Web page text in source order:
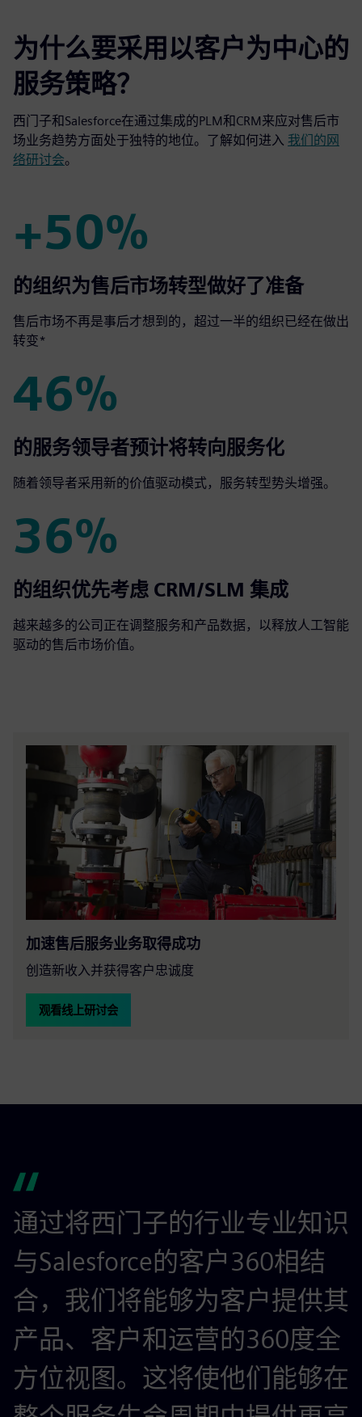
为什么要采用以客户为中心的
服务策略？
西门子和Salesforce在通过集成的PLM和CRM来应对售后市
场业务趋势方面处于独特的地位。了解如何进入 我们的网
络研讨会。
+50%
+50%
的组织为售后市场转型做好了准备
售后市场不再是事后才想到的，超过一半的组织已经在做出
转变*
46%
46%
的服务领导者预计将转向服务化
随着领导者采用新的价值驱动模式，服务转型势头增强。
36%
36%
的组织优先考虑 CRM/SLM 集成
越来越多的公司正在调整服务和产品数据，以释放人工智能
驱动的售后市场价值。
加速售后服务业务取得成功
创造新收入并获得客户忠诚度
观看线上研讨会
通过将西门子的行业专业知识
与Salesforce的客户360相结
合，我们将能够为客户提供其
产品、客户和运营的360度全
方位视图。这将使他们能够在